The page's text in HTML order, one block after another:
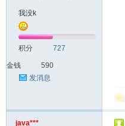
我没k
积分 727
金钱
590
发消息
java***